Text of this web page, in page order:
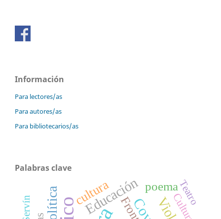
Información
Para lectores/as
Para autores/as
Para bibliotecarios/as
Palabras clave
Educación
Política cultura poema
Cultura
Teatro